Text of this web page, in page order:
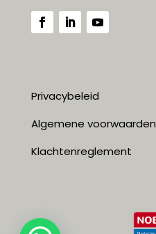
Privacybeleid
Algemene voorwaarden
Klachtenreglement